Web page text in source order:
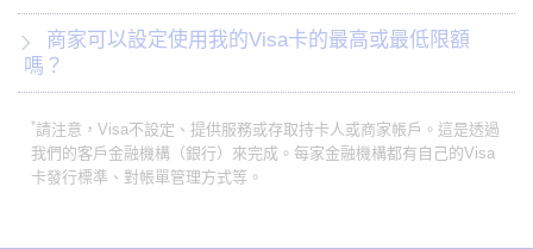
嗎？
*請注意，Visa不設定、提供服務或存取持卡人或商家帳戶。這是透過
我們的客戶金融機構（銀行）來完成。每家金融機構都有自己的Visa
卡發行標準、對帳單管理方式等。